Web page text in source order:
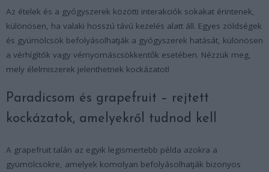
Az ételek és a gyógyszerek közötti interakciók sokakat érintenek,
különösen, ha valaki hosszú távú kezelés alatt áll. Egyes zöldségek
és gyümölcsök befolyásolhatják a gyógyszerek hatását, különösen
a vérhígítók vagy vérnyomáscsökkentők esetében. Nézzük meg,
mely élelmiszerek jelenthetnek kockázatot!
Paradicsom és grapefruit – rejtett
kockázatok, amelyekről tudnod kell
A grapefruit talán az egyik legismertebb példa azokra a
gyümölcsökre, amelyek komolyan befolyásolhatják bizonyos